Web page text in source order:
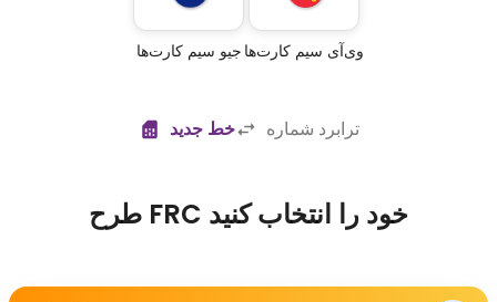
جیو سیم کارت‌ها وی‌آی سیم کارت‌ها
خط جدید ترابرد شماره
طرح FRC خود را انتخاب کنید